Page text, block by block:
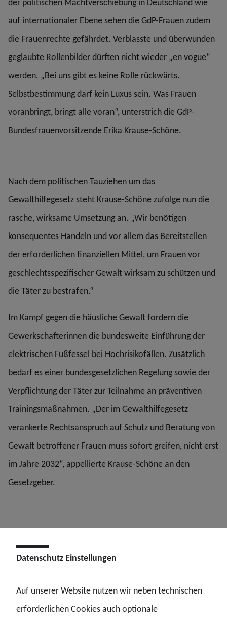
auf internationaler Ebene sehen die GdP-Frauen zudem
die Frauenrechte gefährdet. Verblasste und überwunden
geglaubte Rollenbilder dürften nicht wieder „en vogue“
werden. „Bei uns gibt es keine Rolle rückwärts.
Selbstbestimmung darf kein Luxus sein. Was Frauen
voranbringt, bringt alle voran“, unterstrich die GdP-
Bundesfrauenvorsitzende Erika Krause-Schöne.
Nach dem politischen Tauziehen um das
Gewalthilfegesetz steht Krause-Schöne zufolge nun die
rasche, wirksame Umsetzung an. „Wir benötigen
konsequentes Handeln und vor allem das Bereitstellen
der erforderlichen finanziellen Mittel, um Frauen vor
geschlechtsspezifischer Gewalt wirksam zu schützen und
die Täter zu bestrafen.“
Im Kampf gegen die häusliche Gewalt fordern die
Gewerkschafterinnen die bundesweite Einführung der
elektrischen Fußfessel bei Hochrisikofällen. Zusätzlich
bedarf es einer bundesgesetzlichen Regelung sowie der
Verpflichtung der Täter zur Teilnahme an präventiven
Trainingsmaßnahmen. „Der im Gewalthilfegesetz
verankerte Rechtsanspruch auf Schutz und Beratung von
Gewalt betroffener Frauen muss sofort greifen, nicht erst
im Jahre 2032“, appellierte Krause-Schöne an den
Gesetzgeber.
Datenschutz Einstellungen
Auf unserer Website nutzen wir neben technischen
erforderlichen Cookies auch optionale